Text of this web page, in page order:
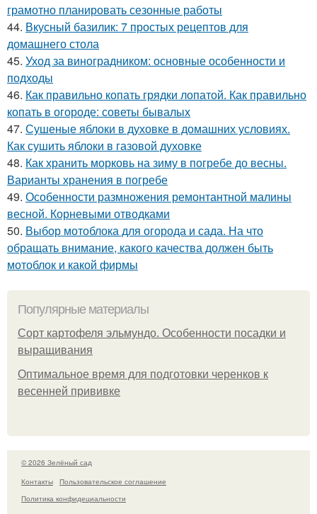
грамотно планировать сезонные работы
44. Вкусный базилик: 7 простых рецептов для
домашнего стола
45. Уход за виноградником: основные особенности и
подходы
46. Как правильно копать грядки лопатой. Как правильно
копать в огороде: советы бывалых
47. Сушеные яблоки в духовке в домашних условиях.
Как сушить яблоки в газовой духовке
48. Как хранить морковь на зиму в погребе до весны.
Варианты хранения в погребе
49. Особенности размножения ремонтантной малины
весной. Корневыми отводками
50. Выбор мотоблока для огорода и сада. На что
обращать внимание, какого качества должен быть
мотоблок и какой фирмы
Популярные материалы
Сорт картофеля эльмундо. Особенности посадки и
выращивания
Оптимальное время для подготовки черенков к
весенней прививке
© 2026 Зелёный сад
Контакты
Пользовательское соглашение
Политика конфидециальности